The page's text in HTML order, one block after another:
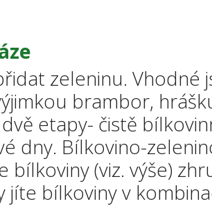
zeleninu. Vhodné
brambor,
etapy- čistě
dny. Bílkovino-
bílkoviny (viz. výše)
jíte bílkoviny v